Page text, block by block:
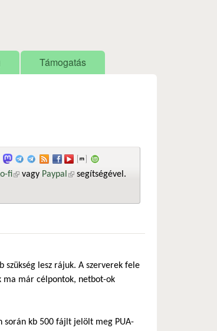
Támogatás
fi(külső hivatkozás)
vagy Paypal (külső hivatkozás)
segítségével.
lesz rájuk. A szerverek fele
ma már célpontok, netbot-ok
során kb 500 fájlt jelölt meg PUA-